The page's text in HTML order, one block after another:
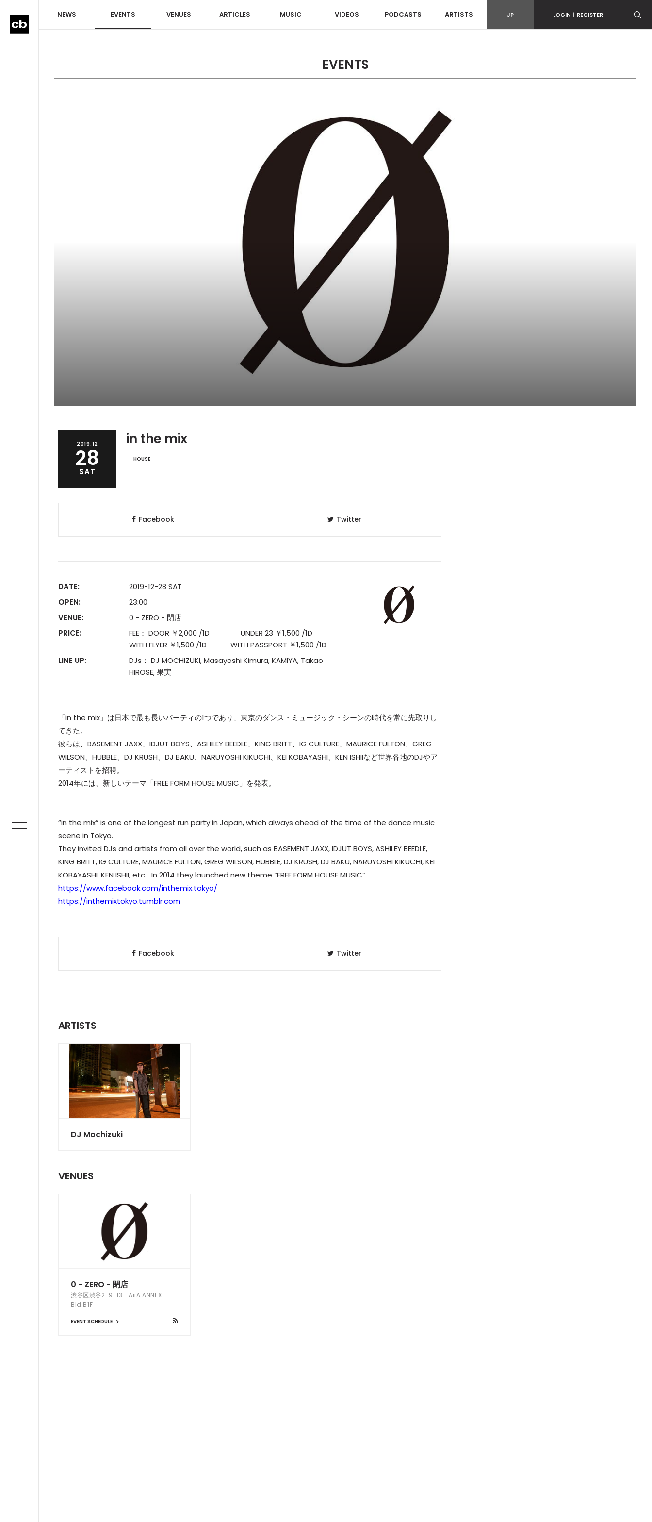
NEWS EVENTS VENUES ARTICLES MUSIC VIDEOS PODCASTS ARTISTS JP LOGIN | REGISTER
EVENTS
2019.12
28
SAT
in the mix
HOUSE
Facebook Twitter
DATE:
2019-12-28 SAT
OPEN:
23:00
VENUE:
0 - ZERO - 閉店
PRICE:
FEE： DOOR ￥2,000 /1D UNDER 23 ￥1,500 /1D
WITH FLYER ￥1,500 /1D WITH PASSPORT ￥1,500 /1D
LINE UP:
DJs： DJ MOCHIZUKI, Masayoshi Kimura, KAMIYA, Takao
HIROSE, 果実
「in the mix」は日本で最も長いパーティの1つであり、東京のダンス・ミュージック・シーンの時代を常に先取りし
てきた。
彼らは、BASEMENT JAXX、IDJUT BOYS、ASHILEY BEEDLE、KING BRITT、IG CULTURE、MAURICE FULTON、GREG
WILSON、HUBBLE、DJ KRUSH、DJ BAKU、NARUYOSHI KIKUCHI、KEI KOBAYASHI、KEN ISHIIなど世界各地のDJやア
ーティストを招聘。
2014年には、新しいテーマ「FREE FORM HOUSE MUSIC」を発表。
“in the mix” is one of the longest run party in Japan, which always ahead of the time of the dance music
scene in Tokyo.
They invited DJs and artists from all over the world, such as BASEMENT JAXX, IDJUT BOYS, ASHILEY BEEDLE,
KING BRITT, IG CULTURE, MAURICE FULTON, GREG WILSON, HUBBLE, DJ KRUSH, DJ BAKU, NARUYOSHI KIKUCHI, KEI
KOBAYASHI, KEN ISHII, etc… In 2014 they launched new theme “FREE FORM HOUSE MUSIC”.
https://www.facebook.com/inthemix.tokyo/
https://inthemixtokyo.tumblr.com
Facebook Twitter
ARTISTS
DJ Mochizuki
VENUES
0 - ZERO - 閉店
渋谷区渋谷2-9-13 AiiA ANNEX
Bld.B1F
EVENT SCHEDULE